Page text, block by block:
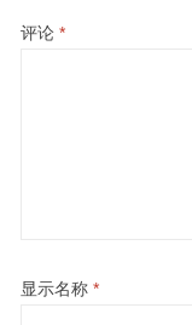
评论 *
显示名称 *